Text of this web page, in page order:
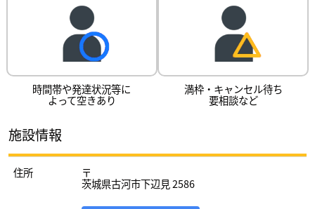
時間帯や発達状況等に
よって空きあり
満枠・キャンセル待ち
要相談など
施設情報
住所 〒
茨城県古河市下辺見 2586